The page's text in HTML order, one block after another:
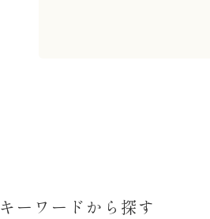
キーワードから探す